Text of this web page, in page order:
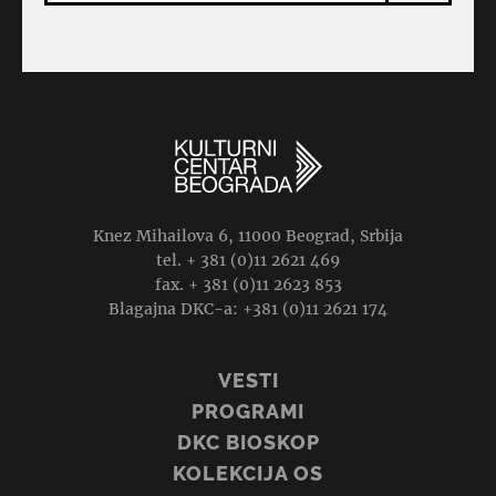
Knez Mihailova 6, 11000 Beograd, Srbija
tel. + 381 (0)11 2621 469
fax. + 381 (0)11 2623 853
Blagajna DKC-a: +381 (0)11 2621 174
VESTI
PROGRAMI
DKC BIOSKOP
KOLEKCIJA OS